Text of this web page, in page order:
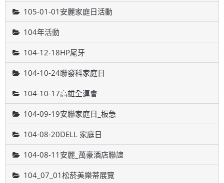
105-01-01安麗家庭日活動
104年活動
104-12-18HP尾牙
104-10-24聯發科家庭日
104-10-17高雄全運會
104-09-19安聯家庭日_板急
104-08-20DELL 家庭日
104-08-11安麗_萬豪酒店聯誼
104_07_01松菸美樂蒂展覽